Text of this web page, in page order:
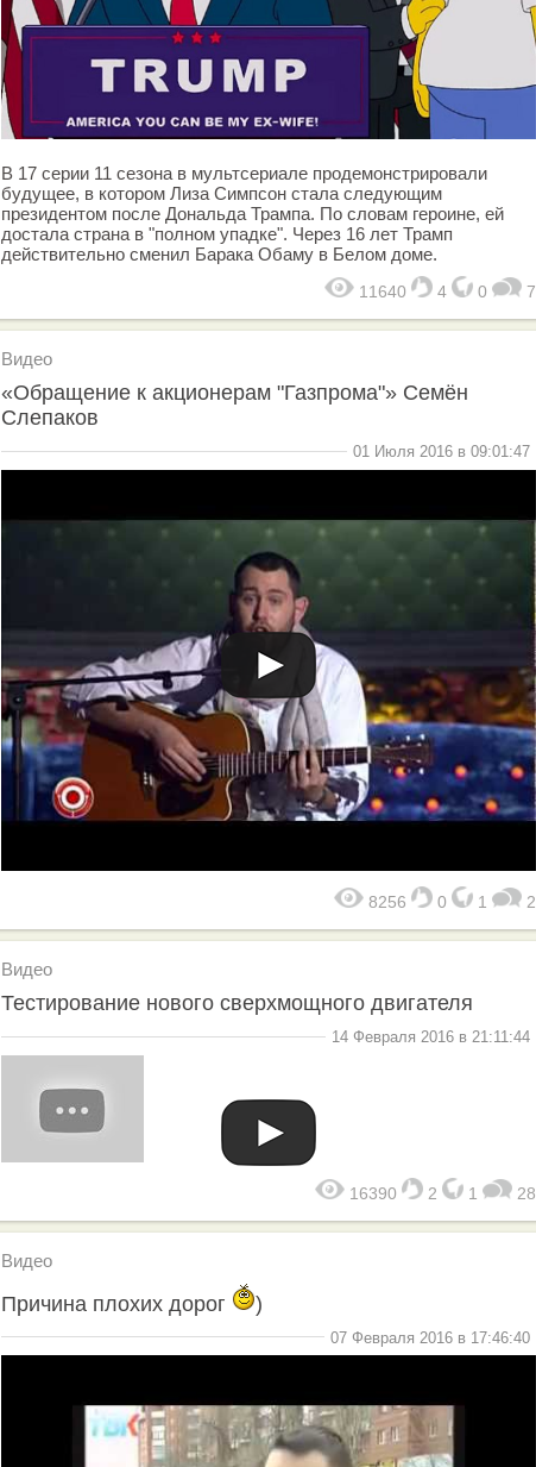
В 17 серии 11 сезона в мультсериале продемонстрировали
будущее, в котором Лиза Симпсон стала следующим
президентом после Дональда Трампа. По словам героине, ей
достала страна в "полном упадке". Через 16 лет Трамп
действительно сменил Барака Обаму в Белом доме.
11640 4 0 7
Видео
«Обращение к акционерам "Газпрома"» Семён
Слепаков
01 Июля 2016 в 09:01:47
8256 0 1 2
Видео
Тестирование нового сверхмощного двигателя
14 Февраля 2016 в 21:11:44
16390 2 1 28
Видео
Причина плохих дорог )
07 Февраля 2016 в 17:46:40